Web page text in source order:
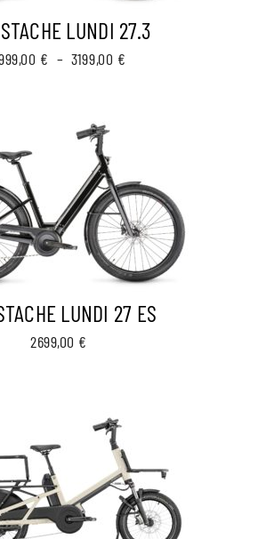
LUNDI 27.3
€ – 3199,00 €
LUNDI 27 ES
2699,00 €